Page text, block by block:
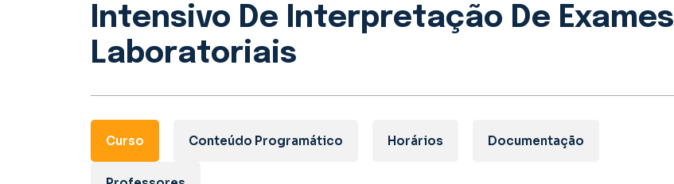
Intensivo De Interpretação De Exames
Laboratoriais
Curso Conteúdo Programático Horários Documentação